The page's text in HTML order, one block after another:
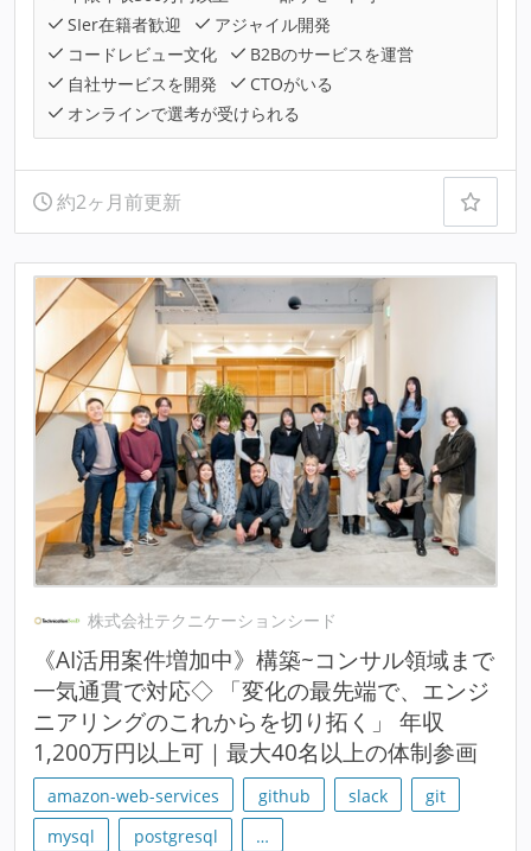
SIer在籍者歓迎
アジャイル開発
コードレビュー文化
B2Bのサービスを運営
自社サービスを開発
CTOがいる
オンラインで選考が受けられる
約2ヶ月前更新
株式会社テクニケーションシード
《AI活用案件増加中》構築~コンサル領域まで
一気通貫で対応◇ 「変化の最先端で、エンジ
ニアリングのこれからを切り拓く」 年収
1,200万円以上可｜最大40名以上の体制参画
amazon-web-services github slack
git
mysql
postgresql …